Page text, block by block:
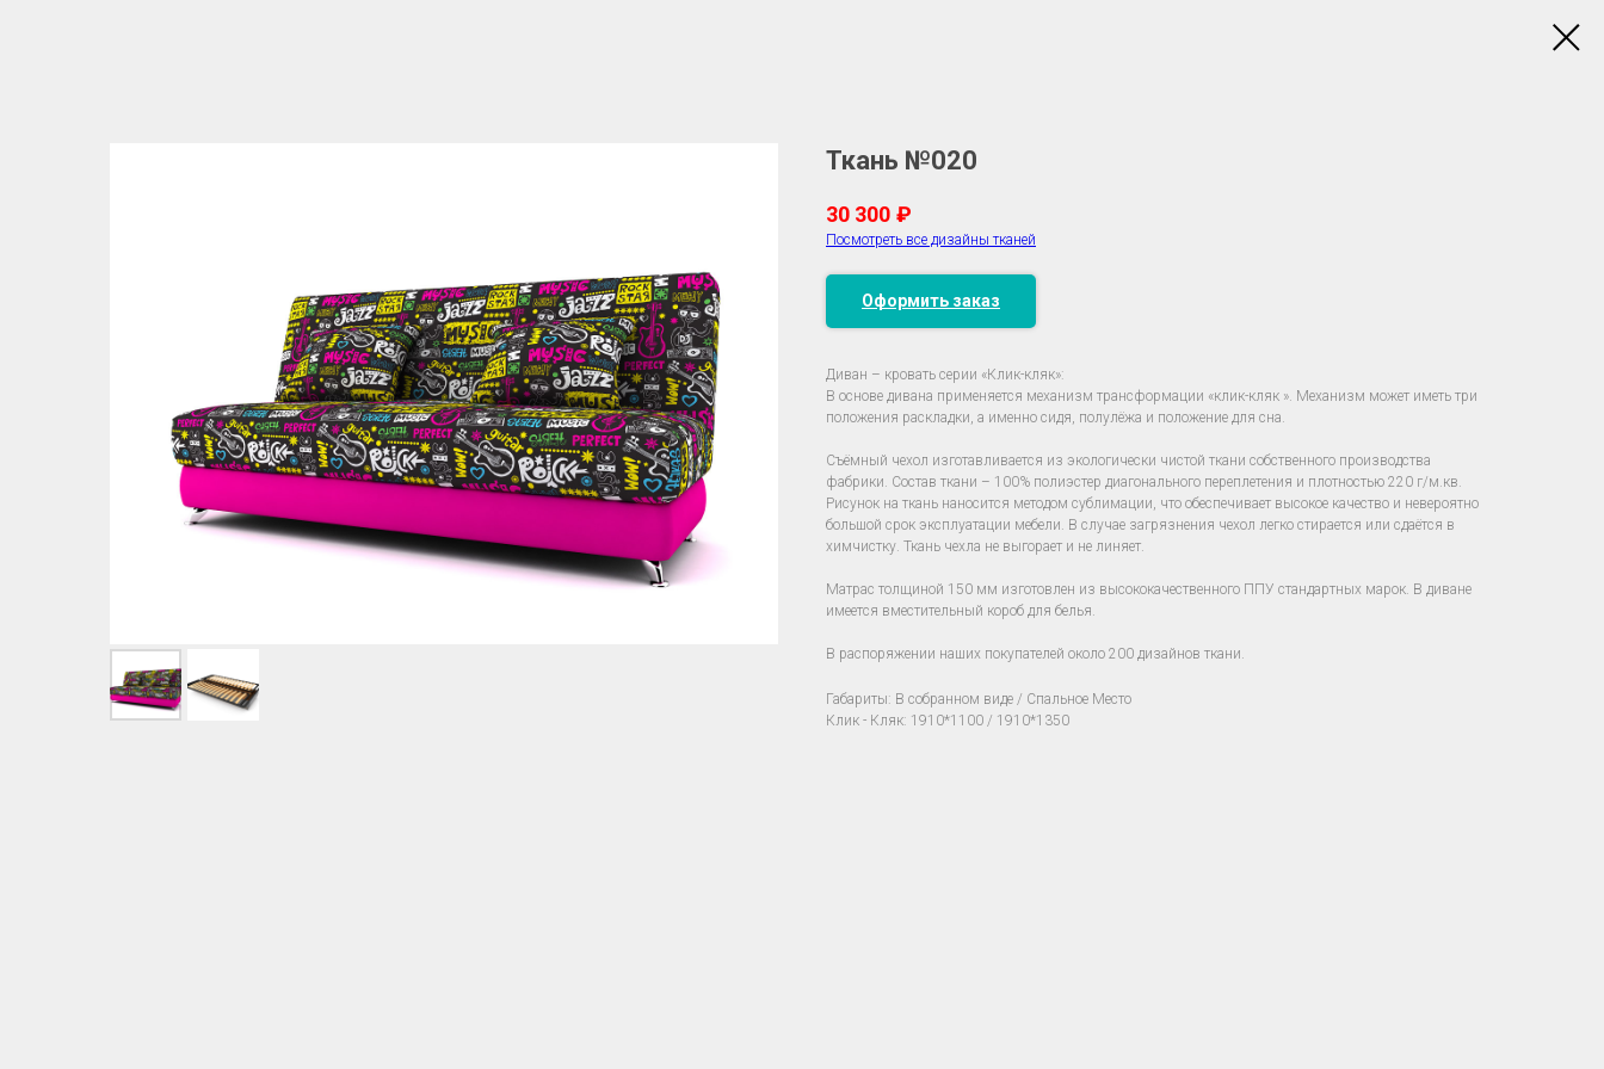
Ткань №020
30 300 ₽
Посмотреть все дизайны тканей
Оформить заказ
Диван – кровать серии «Клик-кляк»:
В основе дивана применяется механизм трансформации «клик-кляк ». Механизм может иметь три
положения раскладки, а именно сидя, полулёжа и положение для сна.
Съёмный чехол изготавливается из экологически чистой ткани собственного производства
фабрики. Состав ткани – 100% полиэстер диагонального переплетения и плотностью 220 г/м.кв.
Рисунок на ткань наносится методом сублимации, что обеспечивает высокое качество и невероятно
большой срок эксплуатации мебели. В случае загрязнения чехол легко стирается или сдаётся в
химчистку. Ткань чехла не выгорает и не линяет.
Матрас толщиной 150 мм изготовлен из высококачественного ППУ стандартных марок. В диване
имеется вместительный короб для белья.
В распоряжении наших покупателей около 200 дизайнов ткани.
Габариты: В собранном виде / Спальное Место
Клик - Кляк: 1910*1100 / 1910*1350